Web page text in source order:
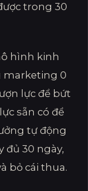
trong 30
hình kinh
marketing 0
lực để bứt
sẵn có để
tự động
đủ 30 ngày,
bỏ cái thua.